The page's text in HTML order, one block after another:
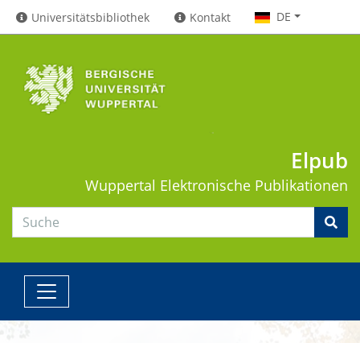
Universitätsbibliothek Kontakt DE
Elpub
Wuppertal Elektronische Publikationen